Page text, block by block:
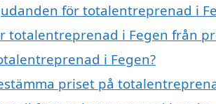
för totalentreprenad i
totalentreprenad i Fegen från
i Fegen?
priset på